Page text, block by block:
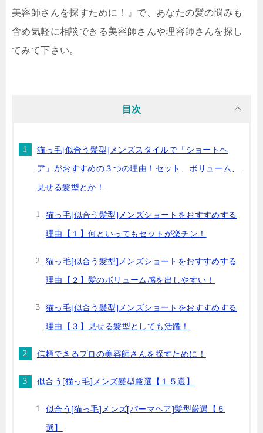
美容師さんを探すために！』で、あなたの髪の悩みも
含め気軽に相談できる美容師さんや理容師さんを探し
てみて下さい。
目次
猫っ毛[似合う髪型]メンズスタイルで「ショートヘ
ア」がおすすめの３つの理由！セット、ボリューム、
見せる髪型とか！
猫っ毛[似合う髪型]メンズショートをおすすめする
理由【１】何といってもセットが楽チン！
猫っ毛[似合う髪型]メンズショートをおすすめする
理由【２】髪のボリューム感を出しやすい！
猫っ毛[似合う髪型]メンズショートをおすすめする
理由【３】見せる髪型としても活躍！
信頼できるプロの美容師さんを探すために！
似合う[猫っ毛]メンズ髪型厳選【１５選】
似合う[猫っ毛]メンズ[パーマヘア]髪型厳選【５
選】